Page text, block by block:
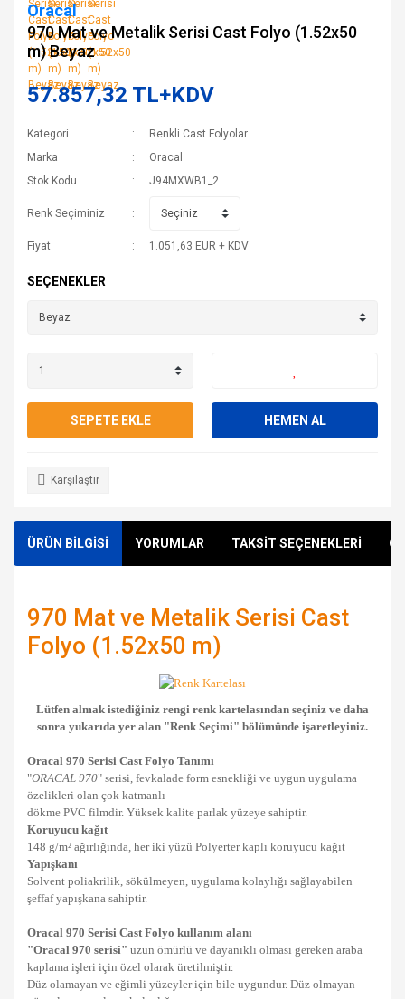
Oracal
970 Mat ve Metalik Serisi Cast Folyo (1.52x50
m) Beyaz
57.857,32 TL+KDV
Kategori
Renkli Cast Folyolar
Marka
Oracal
Stok Kodu
J94MXWB1_2
Renk Seçiminiz
Fiyat 1.051,63 EUR + KDV
SEÇENEKLER
SEPETE EKLE HEMEN AL
Karşılaştır
ÜRÜN BİLGİSİ YORUMLAR TAKSİT SEÇENEKLERİ
970 Mat ve Metalik Serisi Cast
Folyo (1.52x50 m)
Lütfen almak istediğiniz rengi renk kartelasından seçiniz ve daha
sonra yukarıda yer alan "Renk Seçimi" bölümünde işaretleyiniz.
Oracal 970 Serisi Cast Folyo Tanımı
"ORACAL 970" serisi, fevkalade form esnekliği ve uygun uygulama
özelikleri olan çok katmanlı
dökme PVC filmdir. Yüksek kalite parlak yüzeye sahiptir.
Koruyucu kağıt
148 g/m² ağırlığında, her iki yüzü Polyerter kaplı koruyucu kağıt
Yapışkanı
Solvent poliakrilik, sökülmeyen, uygulama kolaylığı sağlayabilen
şeffaf yapışkana sahiptir.
Oracal 970 Serisi Cast Folyo kullanım alanı
"Oracal 970 serisi" uzun ömürlü ve dayanıklı olması gereken araba
kaplama işleri için özel olarak üretilmiştir.
Düz olamayan ve eğimli yüzeyler için bile uygundur. Düz olmayan